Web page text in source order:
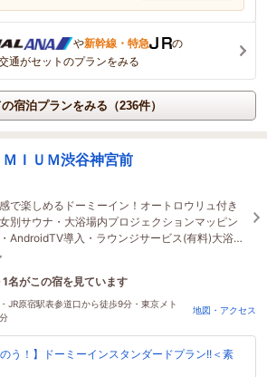
や新幹線・特急
の
通がセットのプランをみる
宿泊プランをみる（236件）
ＩＵＭ渋谷神宮前
で楽しめるドーミーイン！オートロウリュ付き
別サウナ・大浴場内プロジェクションマッピン
AndroidTV導入・ラウンジサービス(有料)大浴場
ーリングミュージック導入しました！
1名がこの宿を見ています
23分前に予約されました
JR原宿駅表参道口から徒歩9分・東京メト
地図・アクセス
う！】ドーミーインスタンダードプラン!!＜素